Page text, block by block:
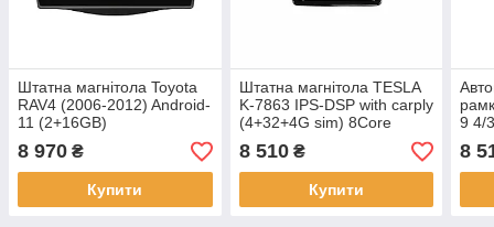
Штатна магнітола Toyota
RAV4 (2006-2012) Android-
11 (2+16GB)
8 970 ₴
Купити
Штатна магнітола TESLA
K-7863 IPS-DSP with carply
(4+32+4G sim) 8Core
Android 12
8 510₴
Купити
9 4/
8